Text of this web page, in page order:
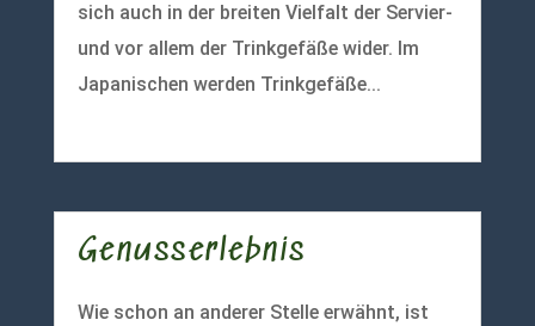
sich auch in der breiten Vielfalt der Servier-
und vor allem der Trinkgefäße wider. Im
Japanischen werden Trinkgefäße...
Genusserlebnis
Wie schon an anderer Stelle erwähnt, ist